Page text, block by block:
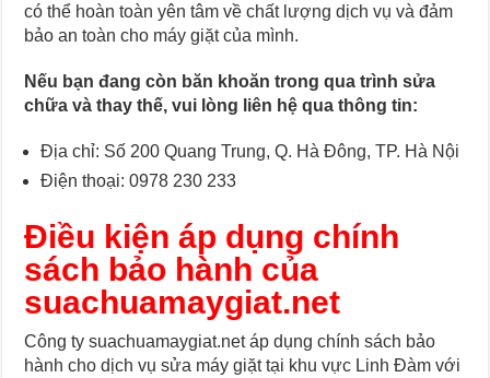
có thể hoàn toàn yên tâm về chất lượng dịch vụ và đảm
bảo an toàn cho máy giặt của mình.
Nếu bạn đang còn băn khoăn trong qua trình sửa
chữa và thay thế, vui lòng liên hệ qua thông tin:
Địa chỉ: Số 200 Quang Trung, Q. Hà Đông, TP. Hà Nội
Điện thoại: 0978 230 233
Điều kiện áp dụng chính
sách bảo hành của
suachuamaygiat.net
Công ty suachuamaygiat.net áp dụng chính sách bảo
hành cho dịch vụ sửa máy giặt tại khu vực Linh Đàm với